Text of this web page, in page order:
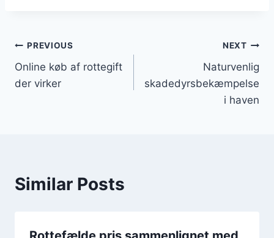
Indlægsnavigation
PREVIOUS
Online køb af rottegift
der virker
NEXT
Naturvenlig
skadedyrsbekæmpelse
i haven
Similar Posts